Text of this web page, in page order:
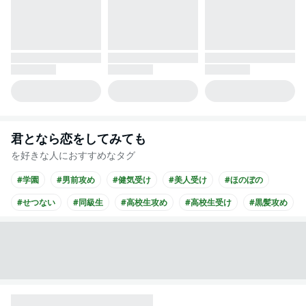
君となら恋をしてみても
を好きな人におすすめなタグ
#学園 #男前攻め #健気受け #美人受け
#ほのぼの
#せつない
#同級生 #高校生攻め #高校生受け #黒髪攻め